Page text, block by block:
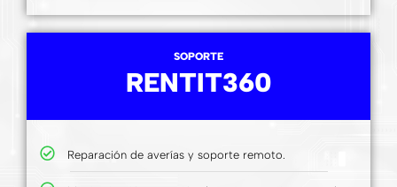
SOPORTE
RENTIT360
Reparación de averías y soporte remoto.